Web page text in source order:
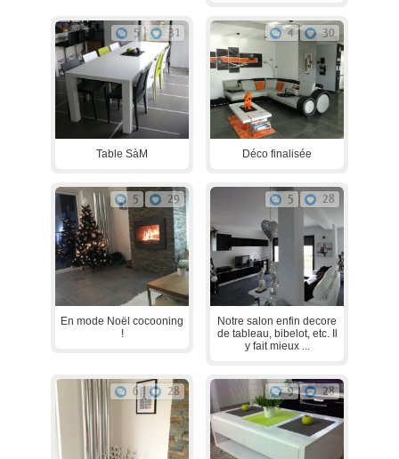
5 31
Table SàM
4 30
Déco finalisée
5 29
En mode Noël cocooning
!
5 28
Notre salon enfin decore
de tableau, bibelot, etc. Il
y fait mieux ...
6 28 9 28